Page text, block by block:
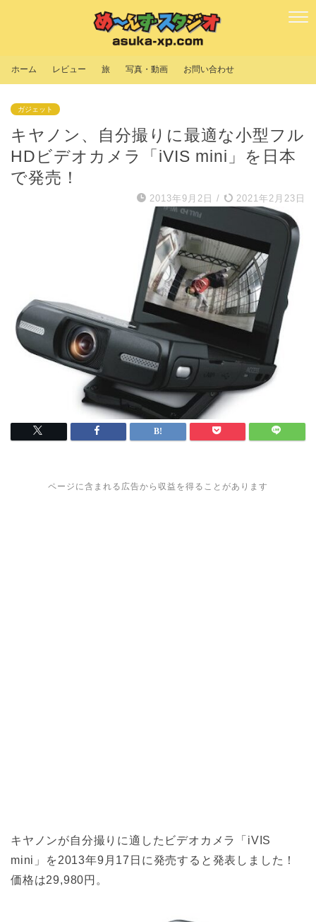
ホーム レビュー 旅 写真・動画 お問い合わせ
ガジェット
キヤノン、自分撮りに最適な小型フル
HDビデオカメラ「iVIS mini」を日本
で発売！
2013年9月2日 / 2021年2月23日
ページに含まれる広告から収益を得ることがあります
キヤノンが自分撮りに適したビデオカメラ「iVIS
mini」を2013年9月17日に発売すると発表しました！
価格は29,980円。